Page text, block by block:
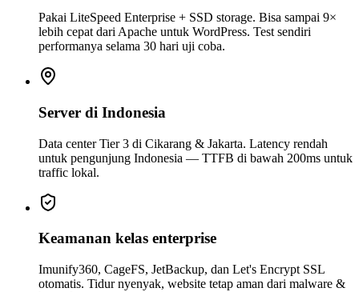
Pakai LiteSpeed Enterprise + SSD storage. Bisa sampai 9×
lebih cepat dari Apache untuk WordPress. Test sendiri
performanya selama 30 hari uji coba.
Server di Indonesia
Data center Tier 3 di Cikarang & Jakarta. Latency rendah
untuk pengunjung Indonesia — TTFB di bawah 200ms untuk
traffic lokal.
Keamanan kelas enterprise
Imunify360, CageFS, JetBackup, dan Let's Encrypt SSL
otomatis. Tidur nyenyak, website tetap aman dari malware &